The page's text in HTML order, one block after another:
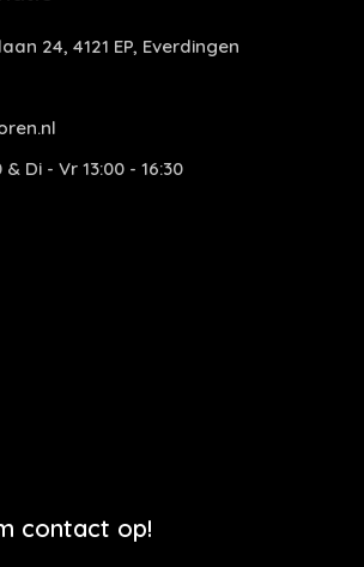
24, 4121 EP, Everdingen
& Di - Vr 13:00 - 16:30
contact op!